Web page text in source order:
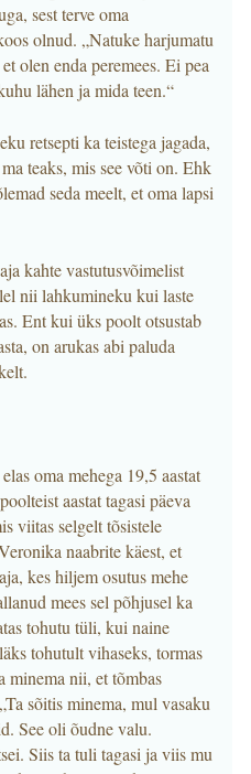
sest terve oma
olnud. „Natuke harjumatu
olen enda peremees. Ei pea
lähen ja mida teen.“
retsepti ka teistega jagada,
teaks, mis see võti on. Ehk
seda meelt, et oma lapsi
kahte vastutusvõimelist
nii lahkumineku kui laste
Ent kui üks poolt otsustab
on arukas abi paluda
oma mehega 19,5 aastat
aastat tagasi päeva
viitas selgelt tõsistele
naabrite käest, et
kes hiljem osutus mehe
mees sel põhjusel ka
tohutu tüli, kui naine
tohutult vihaseks, tormas
minema nii, et tõmbas
sõitis minema, mul vasaku
See oli õudne valu.
Siis ta tuli tagasi ja viis mu